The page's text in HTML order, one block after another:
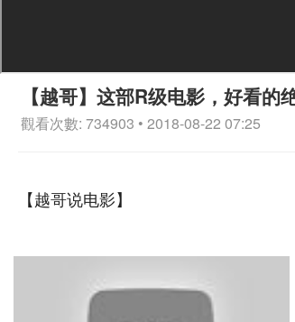
【越哥】这部R级电影，好看的
觀看次數: 734903 • 2018-08-22 07:25
【越哥说电影】